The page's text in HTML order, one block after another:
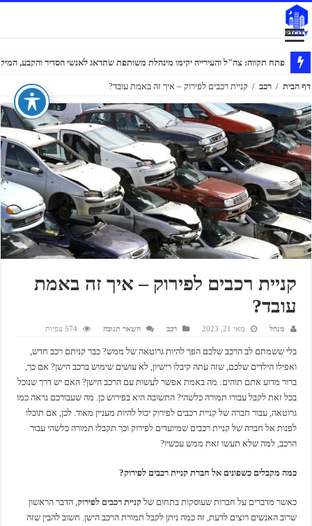
פתח תקווה: צה"ל והעירייה יקימו מינהלת משותפת שתדאג לאנשי הסדיר והקבע,
דף הבית / רכב / קניית רכבים לפירוק – איך זה באמת עובד?
קניית רכבים לפירוק – איך זה באמת
עובד?
מנהל מאי 21, 2023 רכב השאר תגובה 574 צפיות
בלי ששמתם לב הרכב שלכם הפך להיות גרוטאה של ממש? כבר קניתם רכב חדש,
ואפילו הילדים שלכם, שזה עתה קיבלו רישיון, לא עושים שימוש ברכב הישן? אם כך,
ברור מדוע אתם תוהים: מה באמת אפשר לעשות עם הרכב הישן? האם יש דרך שנוכל
בכל זאת לקבל עבורו תמורה כלשהי? התשובה היא בפירוש כן. מה שעבורכם נראה כמו
גרוטאה, עבור חברה של קניית רכבים לפירוק יכול להיות מעניין מאוד. לכן, אם תוכלו
לפנות אל חברה של קניית רכבים שמיועדים לפירוק וכך תקבלו תמורה כלשהי עבור
הרכב, למה שלא תעשו זאת ממש עכשיו?
כמה מקבלים כשפונים אל חברת קניית רכבים לפירוק?
כאשר מדברים על חברות שעוסקות בתחום שלקניית רכבים לפירוק, הדבר הראשון
שרוב האנשים רוצים לדעת, זה כמה ניתן לקבל תמורת הרכב הישן. חשוב להבין שזה